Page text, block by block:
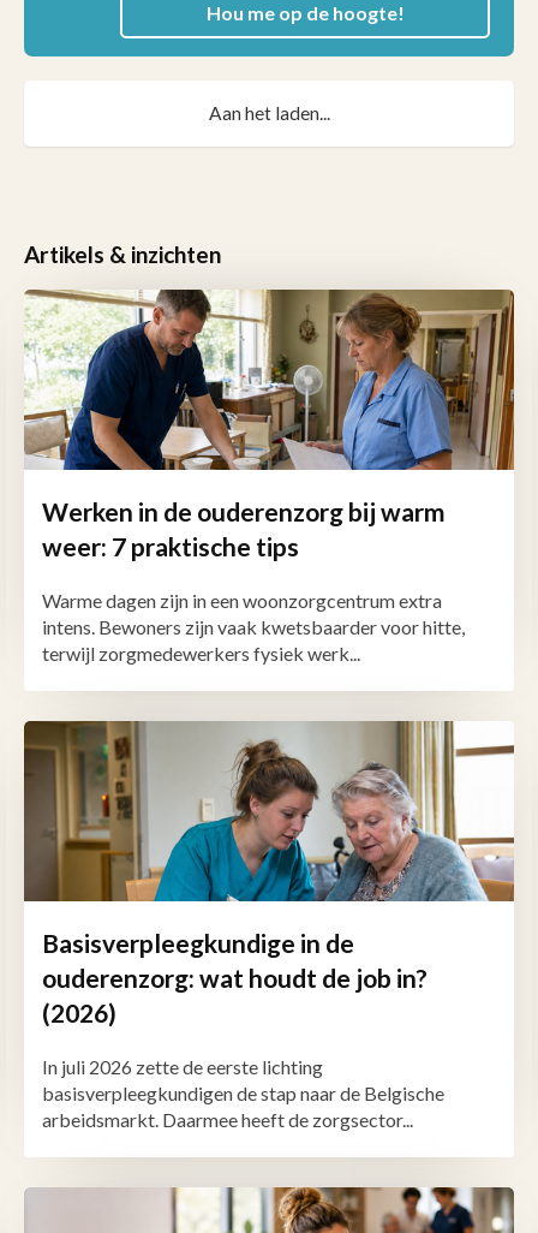
Hou me op de hoogte!
Aan het laden...
Artikels & inzichten
Werken in de ouderenzorg bij warm
weer: 7 praktische tips
Warme dagen zijn in een woonzorgcentrum extra
intens. Bewoners zijn vaak kwetsbaarder voor hitte,
terwijl zorgmedewerkers fysiek werk...
Basisverpleegkundige in de
ouderenzorg: wat houdt de job in?
(2026)
In juli 2026 zette de eerste lichting
basisverpleegkundigen de stap naar de Belgische
arbeidsmarkt. Daarmee heeft de zorgsector...